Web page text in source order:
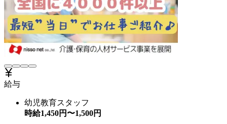
給与
幼児教育スタッフ
時給1,450円〜1,500円